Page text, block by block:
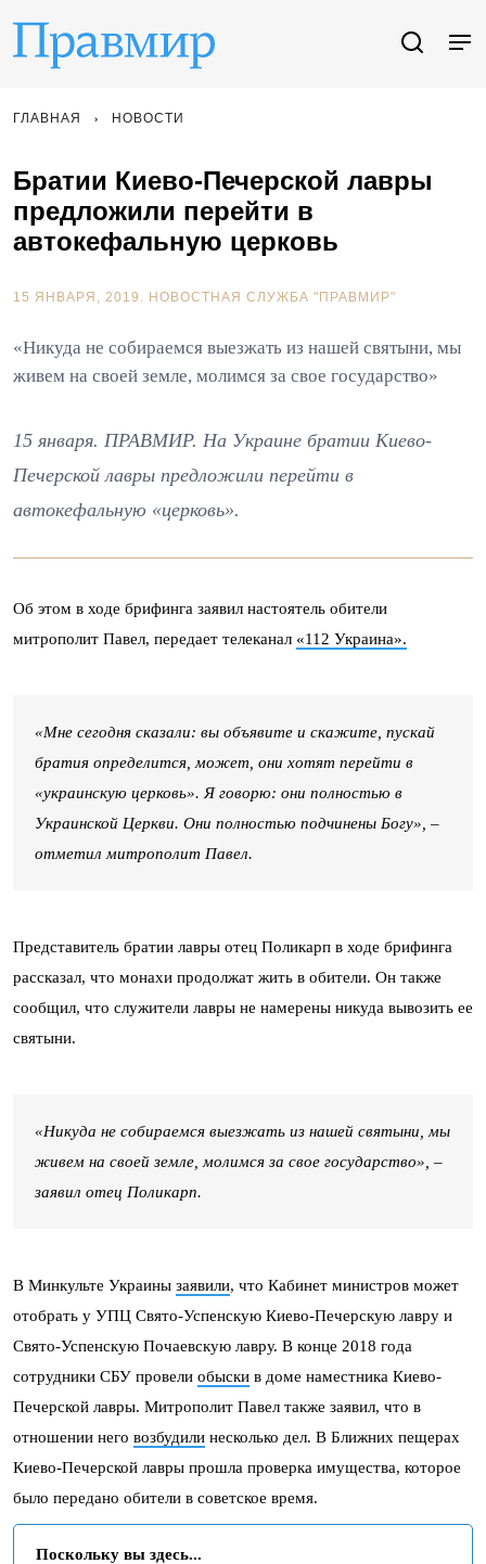
ГЛАВНАЯ НОВОСТИ
Братии Киево-Печерской лавры
предложили перейти в
автокефальную церковь
15 ЯНВАРЯ, 2019. НОВОСТНАЯ СЛУЖБА "ПРАВМИР"
«Никуда не собираемся выезжать из нашей святыни, мы
живем на своей земле, молимся за свое государство»
15 января. ПРАВМИР. На Украине братии Киево-
Печерской лавры предложили перейти в
автокефальную «церковь».
Об этом в ходе брифинга заявил настоятель обители
митрополит Павел, передает телеканал «112 Украина».
«Мне сегодня сказали: вы объявите и скажите, пускай
братия определится, может, они хотят перейти в
«украинскую церковь». Я говорю: они полностью в
Украинской Церкви. Они полностью подчинены Богу», –
отметил митрополит Павел.
Представитель братии лавры отец Поликарп в ходе брифинга
рассказал, что монахи продолжат жить в обители. Он также
сообщил, что служители лавры не намерены никуда вывозить ее
святыни.
«Никуда не собираемся выезжать из нашей святыни, мы
живем на своей земле, молимся за свое государство», –
заявил отец Поликарп.
В Минкульте Украины заявили, что Кабинет министров может
отобрать у УПЦ Свято-Успенскую Киево-Печерскую лавру и
Свято-Успенскую Почаевскую лавру. В конце 2018 года
сотрудники СБУ провели обыски в доме наместника Киево-
Печерской лавры. Митрополит Павел также заявил, что в
отношении него возбудили несколько дел. В Ближних пещерах
Киево-Печерской лавры прошла проверка имущества, которое
было передано обители в советское время.
Поскольку вы здесь...